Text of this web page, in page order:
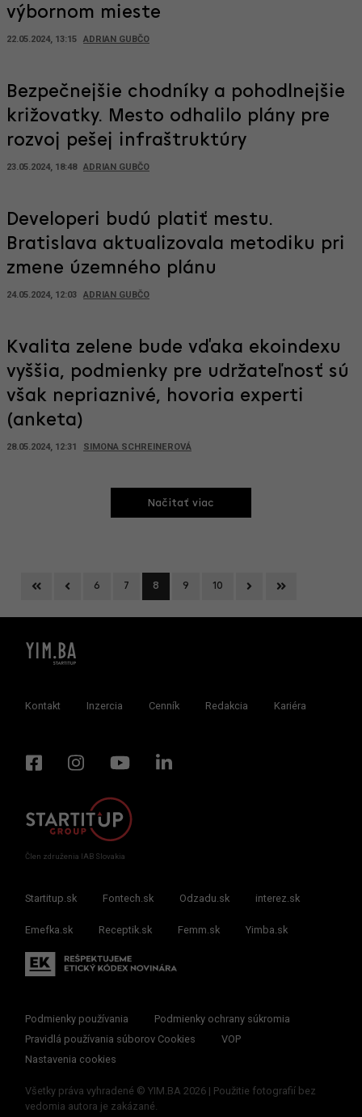
výbornom mieste
22.05.2024, 13:15 ADRIAN GUBČO
Bezpečnejšie chodníky a pohodlnejšie
križovatky. Mesto odhalilo plány pre
rozvoj pešej infraštruktúry
23.05.2024, 18:48 ADRIAN GUBČO
Developeri budú platiť mestu.
Bratislava aktualizovala metodiku pri
zmene územného plánu
24.05.2024, 12:03 ADRIAN GUBČO
Kvalita zelene bude vďaka ekoindexu
vyššia, podmienky pre udržateľnosť sú
však nepriaznivé, hovoria experti
(anketa)
28.05.2024, 12:31 SIMONA SCHREINEROVÁ
Načitať viac
First Previous
6 7 8 9 10 Last
Kontakt Inzercia Cenník Redakcia Kariéra
Člen združenia IAB Slovakia
Startitup.sk Fontech.sk Odzadu.sk interez.sk
Emefka.sk Receptik.sk Femm.sk Yimba.sk
Podmienky používania
Podmienky ochrany súkromia
Pravidlá používania súborov Cookies
VOP
Nastavenia cookies
Všetky práva vyhradené © YIM.BA 2026 | Použitie fotografií bez
vedomia autora je zakázané.